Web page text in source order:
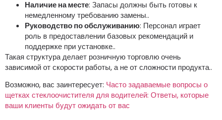
Наличие на месте: Запасы должны быть готовы к
немедленному требованию замены..
Руководство по обслуживанию: Персонал играет
роль в предоставлении базовых рекомендаций и
поддержке при установке..
Такая структура делает розничную торговлю очень
зависимой от скорости работы, а не от сложности продукта..
Возможно, вас заинтересует: Часто задаваемые вопросы о
щетках стеклоочистителя для водителей: Ответы, которые
ваши клиенты будут ожидать от вас